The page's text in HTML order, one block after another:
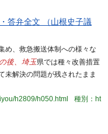
答弁全文 （山根史子議
め、救急搬送体制への様々な
後、埼玉県では種々改善措置
未解決の問題が残されたまま
h2809/h050.html
種別：ht